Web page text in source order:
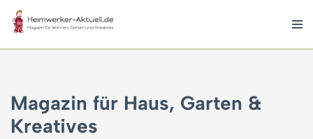
Zum
Inhalt
Magazin für Haus, Garten &
Kreatives